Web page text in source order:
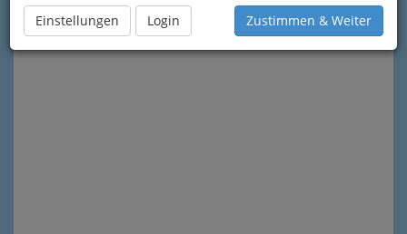
Einstellungen Login Zustimmen & Weiter